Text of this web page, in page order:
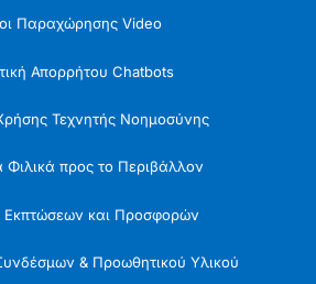
Παραχώρησης Video
Απορρήτου Chatbots
Τεχνητής Νοημοσύνης
Φιλικά προς το Περιβάλλον
Εκπτώσεων και Προσφορών
& Προωθητικού Υλικού